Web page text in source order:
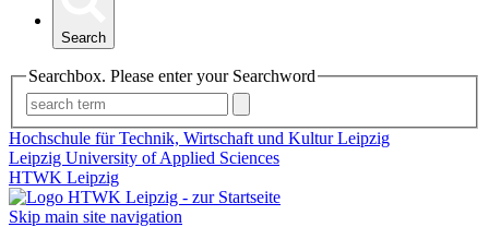
Search
Searchbox. Please enter your Searchword
Hochschule für Technik, Wirtschaft und Kultur Leipzig
Leipzig University of Applied Sciences
HTWK Leipzig
Skip main site navigation